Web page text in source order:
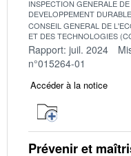
INSPECTION GENERALE
DEVELOPPEMENT
CONSEIL GENERAL DE
ET DES TECHNOLOGIES
Rapport: juil. 2024
n°015264-01
Accéder à la notice
Prévenir et